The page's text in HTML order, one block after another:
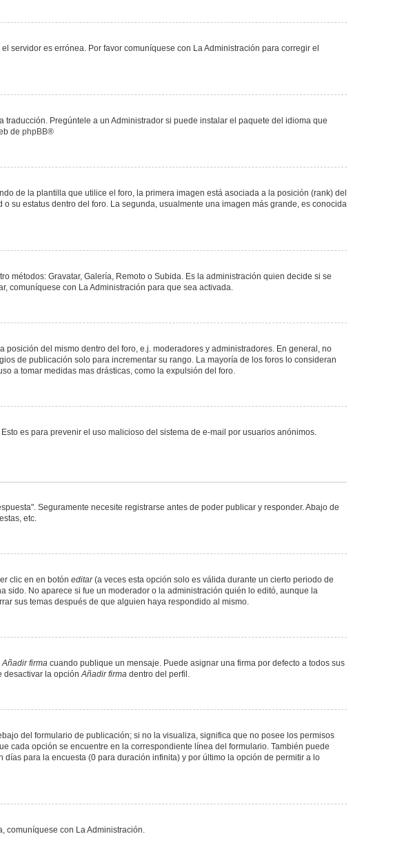
servidor es errónea. Por favor comuníquese con La Administración para corregir el
Pregúntele a un Administrador si puede instalar el paquete del idioma que
de phpBB®
de la plantilla que utilice el foro, la primera imagen está asociada a la posición (rank) del
su estatus dentro del foro. La segunda, usualmente una imagen más grande, es conocida
métodos: Gravatar, Galería, Remoto o Subida. Es la administración quien decide si se
comuníquese con La Administración para que sea activada.
del mismo dentro del foro, e.j. moderadores y administradores. En general, no
de publicación solo para incrementar su rango. La mayoría de los foros lo consideran
a tomar medidas mas drásticas, como la expulsión del foro.
es para prevenir el uso malicioso del sistema de e-mail por usuarios anónimos.
Seguramente necesite registrarse antes de poder publicar y responder. Abajo de
etc.
clic en en botón editar(a veces esta opción solo es válida durante un cierto periodo de
sido. No aparece si fue un moderador o la administración quién lo editó, aunque la
sus temas después de que alguien haya respondido al mismo.
Añadir firma cuando publique un mensaje. Puede asignar una firma por defecto a todos sus
desactivar la opciónAñadir firma dentro del perfil.
del formulario de publicación; si no la visualiza, significa que no posee los permisos
cada opción se encuentre en la correspondiente línea del formulario. También puede
para la encuesta (0 para duración infinita) y por último la opción de permitir a lo
comuníquese con La Administración.